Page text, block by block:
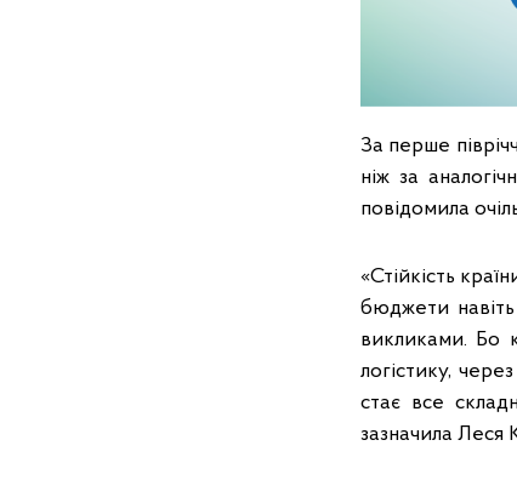
За перше
ніж за
повідомила
«Стійкість
бюджети
викликами. Бо
логістику,
стає все
зазначила Леся